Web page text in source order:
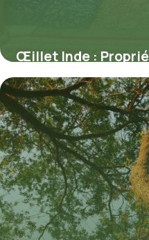
Œillet Inde :
Usages
10 juillet 2026